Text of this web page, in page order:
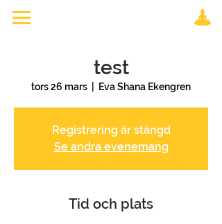
test
tors 26 mars Eva Shana Ekengren
Registrering är stängd
Se andra evenemang
Tid och plats